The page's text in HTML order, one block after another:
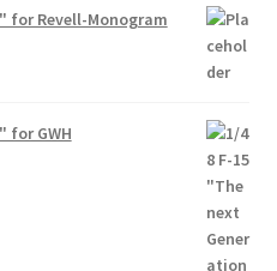
for Revell-Monogram
for GWH